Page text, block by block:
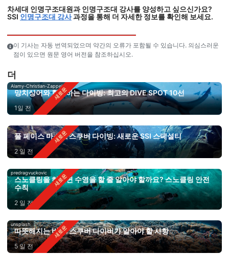
차세대 인명구조대원과 인명구조대 강사를 양성하고 싶으신가요?
SSI 인명구조대 강사과정을 통해 더 자세한 정보를 확인해 보세요.
이 기사는 자동 번역되었으며 약간의 오류가 포함될 수 있습니다. 의심스러운
점이 있으면 원문 영어 버전을 참조하십시오.
더
Alamy-Christian-Zappel
망치상어와 함께하는 다이빙: 최고의 DIVE SPOT 10선
1일 전
풀 페이스 마스크 스쿠버 다이빙: 새로운 SSI 스페셜티
2 일 전
predragvuckovic
스노클링을 하려면 수영을 할 줄 알아야 할까요? 스노클링 안전
수칙
2 일 전
unsplash
따뜻해지는 바다: 스쿠버 다이버가 알아야 할 사항
5 일 전